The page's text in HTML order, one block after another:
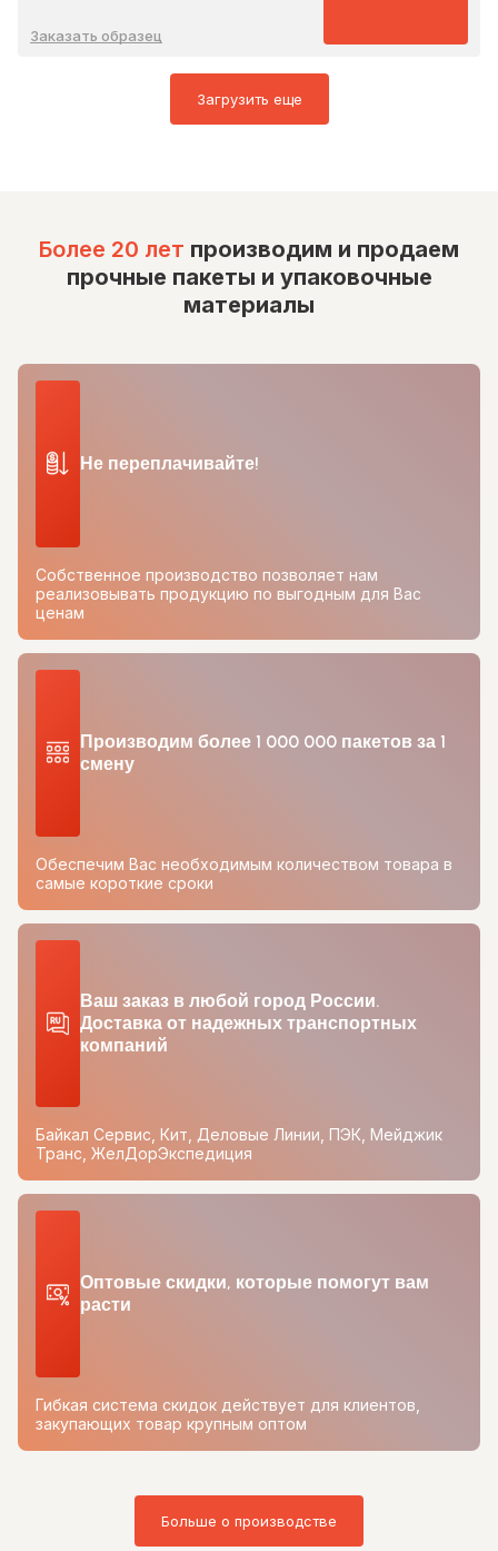
Заказать образец
Загрузить еще
Более 20 лет производим и продаем
прочные пакеты и упаковочные
материалы
Не переплачивайте!
Собственное производство позволяет нам
реализовывать продукцию по выгодным для Вас
ценам
Производим более 1 000 000 пакетов за 1
смену
Обеспечим Вас необходимым количеством товара в
самые короткие сроки
Ваш заказ в любой город России.
Доставка от надежных транспортных
компаний
Байкал Сервис, Кит, Деловые Линии, ПЭК, Мейджик
Транс, ЖелДорЭкспедиция
Оптовые скидки, которые помогут вам
расти
Гибкая система скидок действует для клиентов,
закупающих товар крупным оптом
Больше о производстве